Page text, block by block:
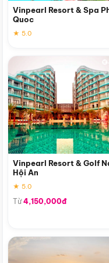
Vinpearl Resort & Spa
Quoc
★ 5.0
Vinpearl Resort & Golf
Hội An
★ 5.0
Từ4,150,000đ